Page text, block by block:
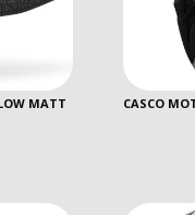
MATT
€.
CASCO